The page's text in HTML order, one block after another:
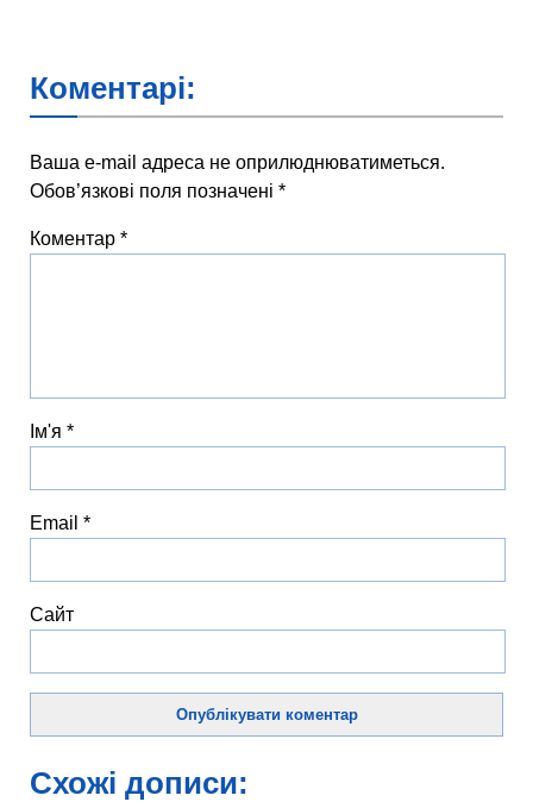
Коментарі:
Ваша e-mail адреса не оприлюднюватиметься.
Обов’язкові поля позначені *
Коментар *
Ім'я *
Email *
Сайт
Схожі дописи: